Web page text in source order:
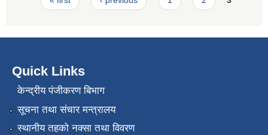
Quick Links
केन्द्रीय पंजीकरण बिभाग
सूचना तथा संचार मन्त्रालय
स्थानीय तहको नक्सा तथा विवरण